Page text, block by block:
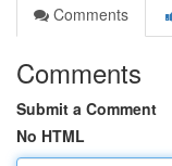
Comments
Comments
Submit a Comment
No HTML